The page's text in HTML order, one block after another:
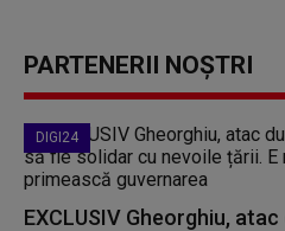
PARTENERII NOȘTRI
DIGI24
EXCLUSIV Gheorghiu,